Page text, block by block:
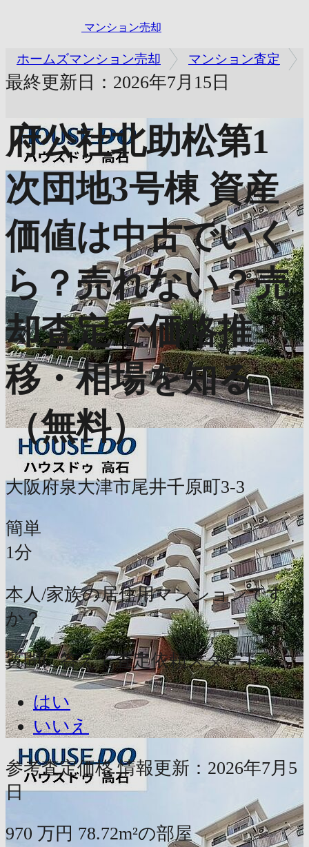
マンション売却
ホームズマンション売却 マンション査定
最終更新日：2026年7月15日
府公社北助松第1
次団地3号棟 資産
価値は中古でいく
ら？売れない？売
却査定で価格推
移・相場を知る
（無料）
大阪府泉大津市尾井千原町3-3
簡単
1分
本人/家族の居住用マンションです
か？
質問に答えて査定依頼スタート
はい
いいえ
参考査定価格 情報更新：2026年7月5
日
970 万円 78.72m²の部屋